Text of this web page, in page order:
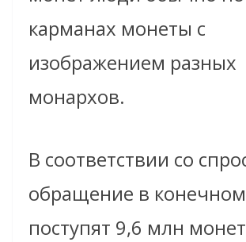
карманах монеты с
изображением разных
монархов.
В соответствии со
обращение в
поступят 9,6 млн монет